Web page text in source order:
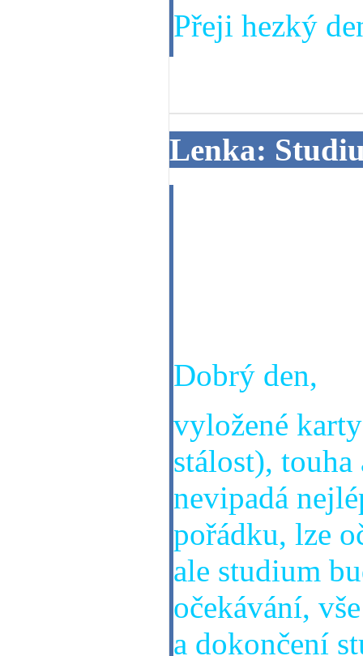
Přeji hezký
Lenka:
Dobrý den,
vyložené
stálost),
nevipadá
pořádku, lze
ale studium
očekávání,
a dokončení